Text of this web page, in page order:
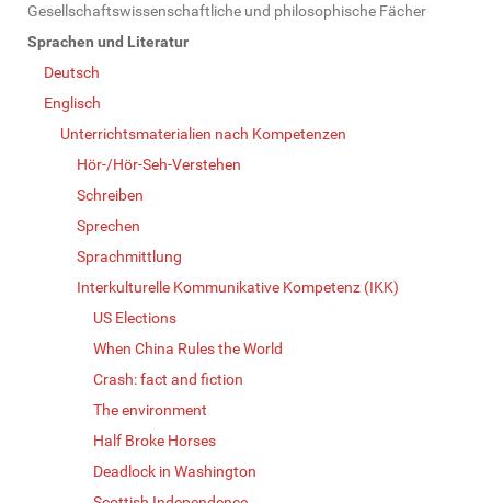
Gesellschaftswissenschaftliche und philosophische Fächer
Sprachen und Literatur
Deutsch
Englisch
Unterrichtsmaterialien nach Kompetenzen
Hör-/Hör-Seh-Verstehen
Schreiben
Sprechen
Sprachmittlung
Interkulturelle Kommunikative Kompetenz (IKK)
US Elections
When China Rules the World
Crash: fact and fiction
The environment
Half Broke Horses
Deadlock in Washington